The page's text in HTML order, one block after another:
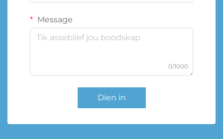
Message
0/1000
Dien in